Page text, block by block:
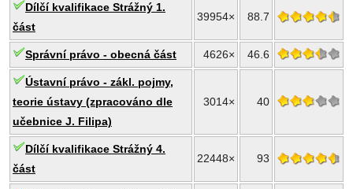
Dílčí kvalifikace Strážný 1.
část
39954× 88.7
Správní právo - obecná část 4626× 46.6
Ústavní právo - zákl. pojmy,
teorie ústavy (zpracováno dle
učebnice J. Filipa)
3014× 40
Dílčí kvalifikace Strážný 4.
část
22448× 93